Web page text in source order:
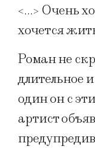
<...> Очень
хочется
Роман не
длительное
один он с
артист